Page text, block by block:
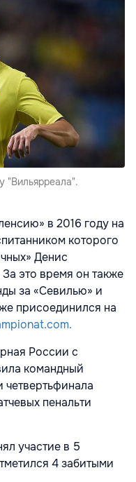
"Вильярреала".
в 2016 году на
которого
Денис
это время он также
за «Севилью» и
присоединился на
России с
командный
пенальти
участие в 5
4 забитыми